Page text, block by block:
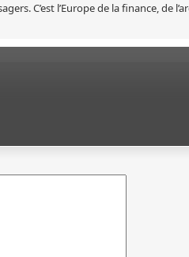
C’est l’Europe de la finance, de